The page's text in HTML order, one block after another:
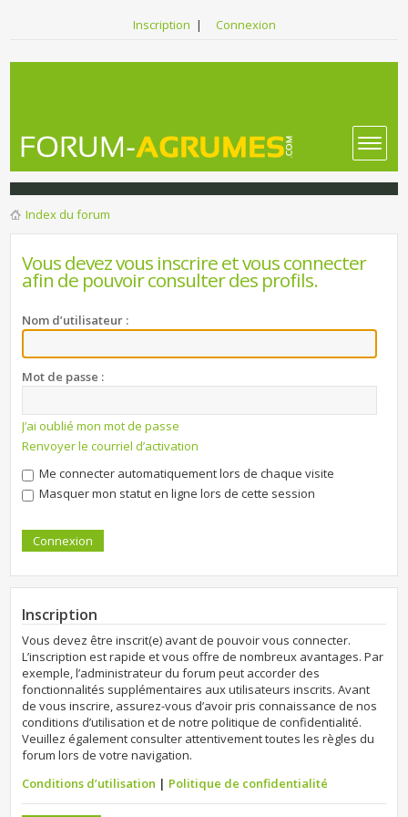
Inscription | Connexion
Index du forum
Vous devez vous inscrire et vous connecter
afin de pouvoir consulter des profils.
Nom d’utilisateur :
Mot de passe :
J’ai oublié mon mot de passe
Renvoyer le courriel d’activation
Me connecter automatiquement lors de chaque visite
Masquer mon statut en ligne lors de cette session
Inscription
Vous devez être inscrit(e) avant de pouvoir vous connecter.
L’inscription est rapide et vous offre de nombreux avantages. Par
exemple, l’administrateur du forum peut accorder des
fonctionnalités supplémentaires aux utilisateurs inscrits. Avant
de vous inscrire, assurez-vous d’avoir pris connaissance de nos
conditions d’utilisation et de notre politique de confidentialité.
Veuillez également consulter attentivement toutes les règles du
forum lors de votre navigation.
Conditions d’utilisation | Politique de confidentialité